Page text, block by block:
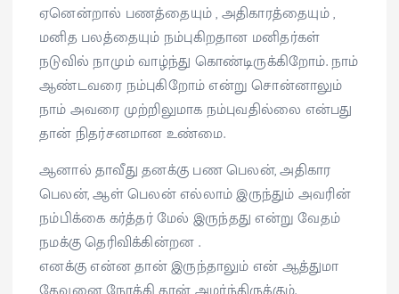
ஏனென்றால் பணத்தையும் , அதிகாரத்தையும் ,
மனித பலத்தையும் நம்புகிறதான மனிதர்கள்
நடுவில் நாமும் வாழ்ந்து கொண்டிருக்கிறோம். நாம்
ஆண்டவரை நம்புகிறோம் என்று சொன்னாலும்
நாம் அவரை முற்றிலுமாக நம்புவதில்லை என்பது
தான் நிதர்சனமான உண்மை.
ஆனால் தாவீது தனக்கு பண பெலன், அதிகார
பெலன், ஆள் பெலன் எல்லாம் இருந்தும் அவரின்
நம்பிக்கை கர்த்தர் மேல் இருந்தது என்று வேதம்
நமக்கு தெரிவிக்கின்றன .
எனக்கு என்ன தான் இருந்தாலும் என் ஆத்துமா